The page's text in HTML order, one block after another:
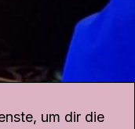
um dir die